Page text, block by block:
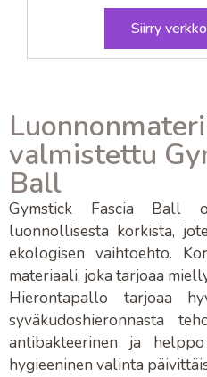
Siirry
valmistettu
Ball
Gymstick Fascia Ball
luonnollisesta korkista,
ekologisen vaihtoehto.
materiaali, joka tarjoaa
Hierontapallo tarjoaa
syväkudoshieronnasta
antibakteerinen ja
hygieeninen valinta